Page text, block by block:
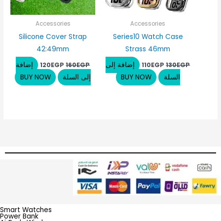
Accessories
Series10 Watch Case
Strass 46mm
130EGP
110EGP
إضافة إلى
السلة
BUY NOW
Accessories
Silicone Cover Strap
42:49mm
160EGP
120EGP
إضافة
إلى السلة
BUY NOW
Smart Watches
Power Bank